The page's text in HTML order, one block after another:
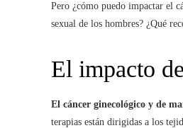
Pero ¿cómo puedo impactar el
sexual de los hombres? ¿Qué
El impacto
El cáncer ginecológico y de
terapias están dirigidas a los